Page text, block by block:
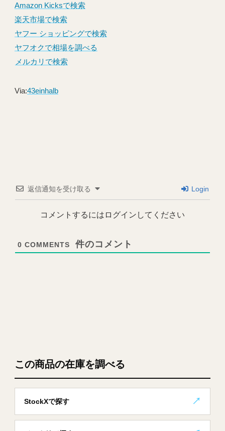
Amazon Kicksで検索
楽天市場で検索
ヤフー ショッピングで検索
ヤフオクで相場を調べる
メルカリで検索
Via:43einhalb
この商品の在庫を調べる
StockXで探す
返信通知を受け取る Login
コメントするにはログインしてください
0 COMMENTS